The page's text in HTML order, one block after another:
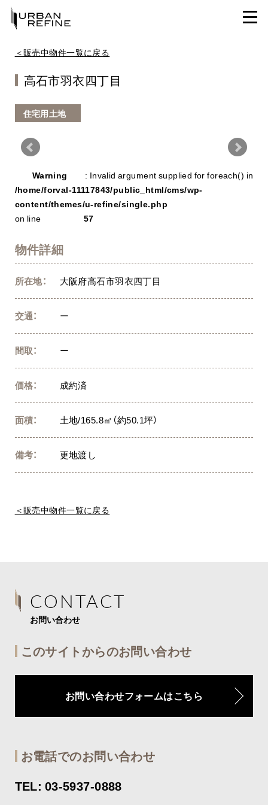
＜販売中物件一覧に戻る
高石市羽衣四丁目
住宅用土地
Warning
: Invalid argument supplied for foreach() in
/home/forval-11117843/public_html/cms/wp-
content/themes/u-refine/single.php
on line
57
物件詳細
所在地： 大阪府高石市羽衣四丁目
交通： ー
間取： ー
価格： 成約済
面積： 土地/165.8㎡（約50.1坪）
備考： 更地渡し
＜販売中物件一覧に戻る
CONTACT
お問い合わせ
このサイトからのお問い合わせ
お問い合わせフォームはこちら
お電話でのお問い合わせ
TEL: 03-5937-0888